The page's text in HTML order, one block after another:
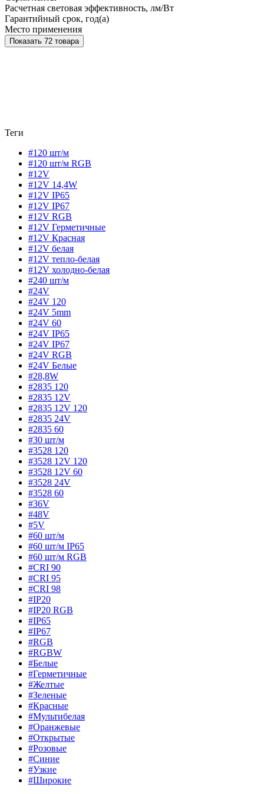
Расчетная световая эффективность, лм/Вт
Гарантийный срок, год(а)
Место применения
Показать 72 товара
Теги
#120 шт/м
#120 шт/м RGB
#12V
#12V 14,4W
#12V IP65
#12V IP67
#12V RGB
#12V Герметичные
#12V Красная
#12V белая
#12V тепло-белая
#12V холодно-белая
#240 шт/м
#24V
#24V 120
#24V 5mm
#24V 60
#24V IP65
#24V IP67
#24V RGB
#24V Белые
#28,8W
#2835 120
#2835 12V
#2835 12V 120
#2835 24V
#2835 60
#30 шт/м
#3528 120
#3528 12V 120
#3528 12V 60
#3528 24V
#3528 60
#36V
#48V
#5V
#60 шт/м
#60 шт/м IP65
#60 шт/м RGB
#CRI 90
#CRI 95
#CRI 98
#IP20
#IP20 RGB
#IP65
#IP67
#RGB
#RGBW
#Белые
#Герметичные
#Желтые
#Зеленые
#Красные
#Мультибелая
#Оранжевые
#Открытые
#Розовые
#Синие
#Узкие
#Широкие